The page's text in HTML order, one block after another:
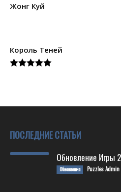
Жонг Куй
Король Теней
ПОСЛЕДНИЕ СТАТЬИ
Обновление Игры
Обновления Puzzles Admin